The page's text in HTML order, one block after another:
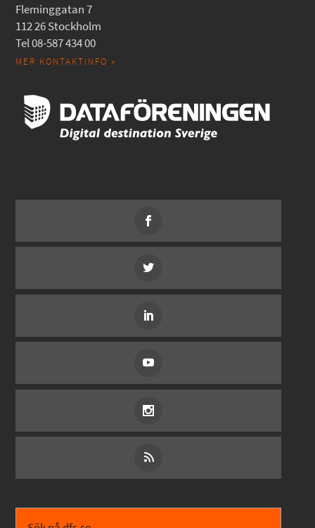
Fleminggatan 7
112 26 Stockholm
Tel 08-587 434 00
MER KONTAKTINFO »